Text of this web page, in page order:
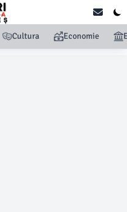
Cultura Economie